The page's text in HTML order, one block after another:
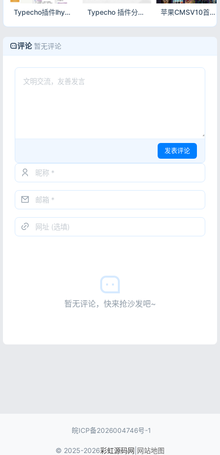
Typecho插件lhypy 主题插件在线管理工具 Typecho 插件分享：AutoReplyMailer 评论自动回复 + 邮件通知 苹果CMSV10首涂31套32套模板 暗黑风PC+手机自适应
评论 暂无评论
发表评论
暂无评论，快来抢沙发吧~
皖ICP备2026004746号-1
© 2025-2026彩虹源码网 网站地图